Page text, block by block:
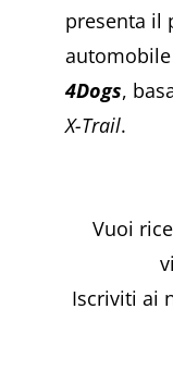
presenta il
4Dogs,
X-Trail.
Vuoi
Iscriviti ai